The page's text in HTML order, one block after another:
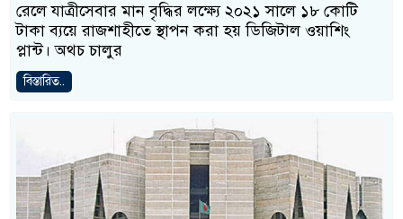
রেলে যাত্রীসেবার মান বৃদ্ধির লক্ষ্যে ২০২১ সালে ১৮ কোটি
টাকা ব্যয়ে রাজশাহীতে স্থাপন করা হয় ডিজিটাল ওয়াশিং
প্লান্ট। অথচ চালুর
বিস্তারিত..